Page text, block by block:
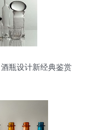
瓶设计新经典鉴赏